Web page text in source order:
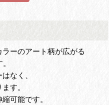
ーのアート柄が広がる
なく、
す。
可能です。